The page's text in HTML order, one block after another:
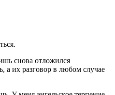
снова отложился
а их разговор в любом случае